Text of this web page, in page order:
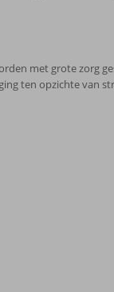
met grote zorg
ten opzichte van